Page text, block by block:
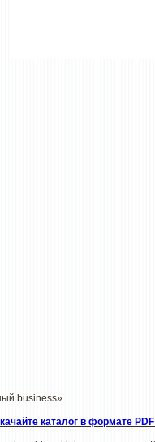
business»
каталог в формате PDF